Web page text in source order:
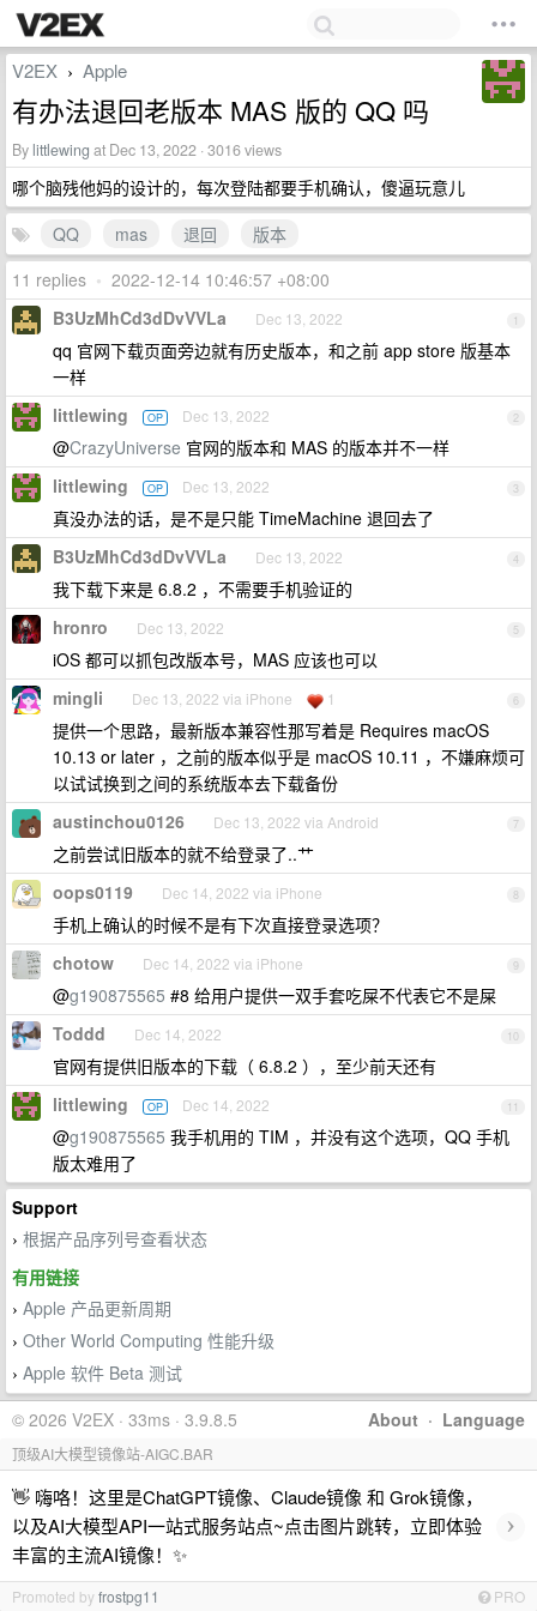
V2EX › Apple
有办法退回老版本 MAS 版的 QQ 吗
By littlewing at Dec 13, 2022 · 3016 views
哪个脑残他妈的设计的，每次登陆都要手机确认，傻逼玩意儿
QQ
mas 退回
版本
11 replies • 2022-12-14 10:46:57 +08:00
1
B3UzMhCd3dDvVVLa Dec 13, 2022
qq 官网下载页面旁边就有历史版本，和之前 app store 版基本
一样
2
littlewing OP Dec 13, 2022
@CrazyUniverse 官网的版本和 MAS 的版本并不一样
3
littlewing OP Dec 13, 2022
真没办法的话，是不是只能 TimeMachine 退回去了
4
B3UzMhCd3dDvVVLa Dec 13, 2022
我下载下来是 6.8.2 ，不需要手机验证的
5
hronro Dec 13, 2022
iOS 都可以抓包改版本号，MAS 应该也可以
6
mingli Dec 13, 2022 via iPhone 1
提供一个思路，最新版本兼容性那写着是 Requires macOS
10.13 or later ，之前的版本似乎是 macOS 10.11 ，不嫌麻烦可
以试试换到之间的系统版本去下载备份
7
austinchou0126 Dec 13, 2022 via Android
之前尝试旧版本的就不给登录了..艹
8
oops0119 Dec 14, 2022 via iPhone
手机上确认的时候不是有下次直接登录选项？
9
chotow Dec 14, 2022 via iPhone
@g190875565 #8 给用户提供一双手套吃屎不代表它不是屎
10
Toddd Dec 14, 2022
官网有提供旧版本的下载（ 6.8.2 ），至少前天还有
11
littlewing OP Dec 14, 2022
@g190875565 我手机用的 TIM ，并没有这个选项，QQ 手机
版太难用了
Support
› 根据产品序列号查看状态
有用链接
› Apple 产品更新周期
› Other World Computing 性能升级
› Apple 软件 Beta 测试
About · Language
© 2026 V2EX · 33ms · 3.9.8.5
顶级AI大模型镜像站-AIGC.BAR
👋 嗨咯！这里是ChatGPT镜像、Claude镜像 和 Grok镜像，
以及AI大模型API一站式服务站点~点击图片跳转，立即体验
丰富的主流AI镜像！✨
›
Promoted byfrostpg11 PRO